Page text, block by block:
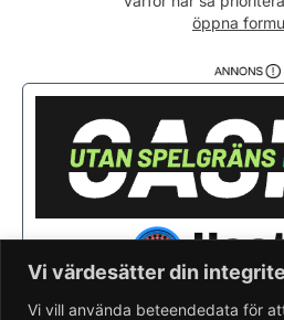
Vi värdesätter din
Vi vill använda beteendedata för
Söndag
öppna